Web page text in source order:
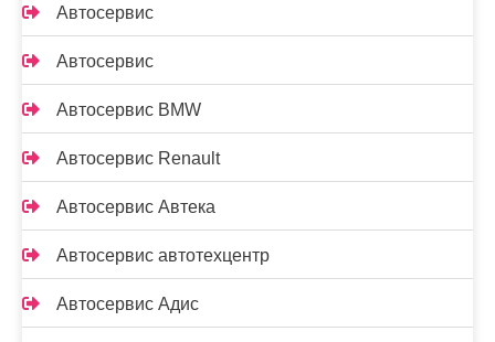
Автосервис
Автосервис
Автосервис BMW
Автосервис Renault
Автосервис Автека
Автосервис автотехцентр
Автосервис Адис